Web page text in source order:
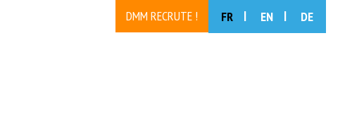
DMM RECRUTE ! FR EN DE